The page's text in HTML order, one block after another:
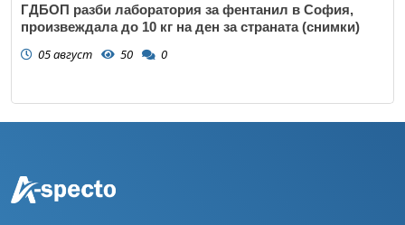
ГДБОП разби лаборатория за фентанил в София,
произвеждала до 10 кг на ден за страната (снимки)
05 август 50 0